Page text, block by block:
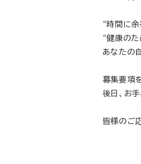
“時間に
“健康の
あなたの
募集要項
後日、お
皆様のご